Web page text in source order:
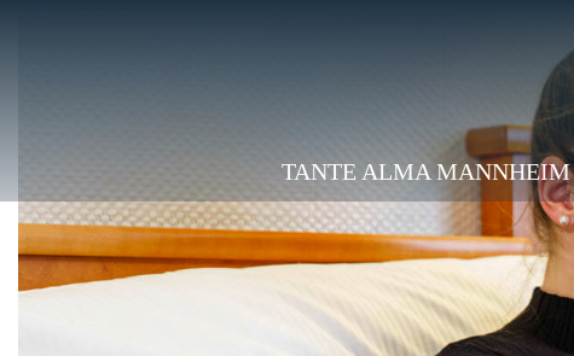
TANTE ALMA MANNHEIM